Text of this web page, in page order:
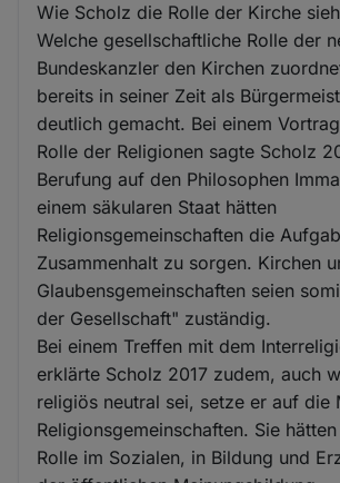
Wie Scholz die Rolle der Kirche
Welche gesellschaftliche Rolle der
Bundeskanzler den Kirchen
bereits in seiner Zeit als
deutlich gemacht. Bei einem
Rolle der Religionen sagte Scholz
Berufung auf den Philosophen
einem säkularen Staat hätten
Religionsgemeinschaften die
Zusammenhalt zu sorgen. Kirchen
Glaubensgemeinschaften seien
der Gesellschaft" zuständig.
Bei einem Treffen mit dem
erklärte Scholz 2017 zudem, auch
religiös neutral sei, setze er auf die
Religionsgemeinschaften. Sie
Rolle im Sozialen, in Bildung und